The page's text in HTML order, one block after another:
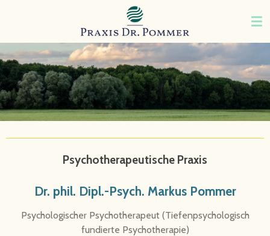
springen
Psychotherapeutische Praxis
Dr. phil. Dipl.-Psych. Markus Pommer
Psychologischer Psychotherapeut (Tiefenpsychologisch
fundierte Psychotherapie)